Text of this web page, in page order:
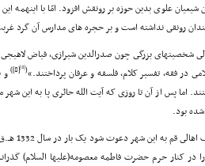
علوى بدین حوزه بر رونقش افزود. امّا با اینهمه
رونقى نداشته است و بر حجره هاى مدارس آن گرد
شخصیتهاى بزرگى چون صدرالدین شیرازى، فیاض
در فقه، تفسیر کلام، فلسفه و عرفان پرداختند.»(
[8]
[8])
و
اما پس از آن تا روزى که آیت الله حائرى پا به این
بود.
آیت الله
در کنار حرم حضرت فاطمه معصومه(علیها السلام)